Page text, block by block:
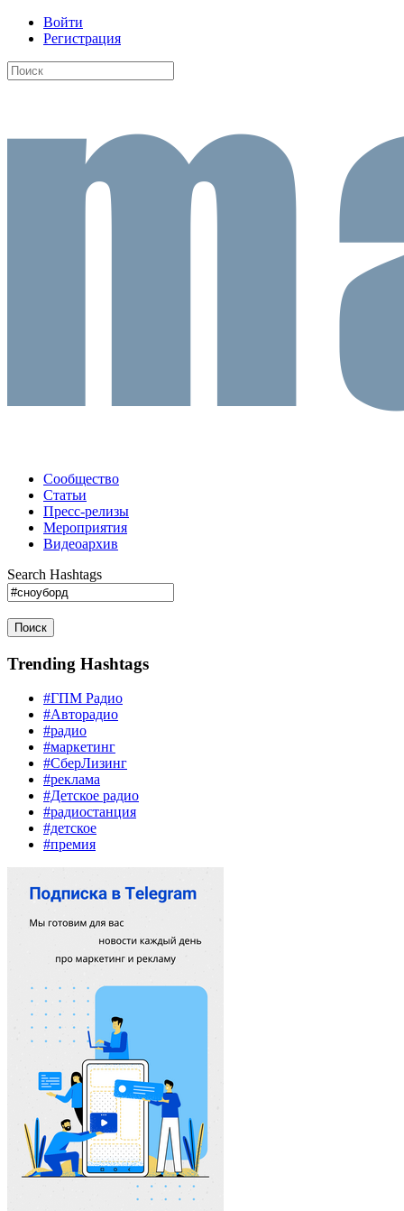
Войти
Регистрация
Сообщество
Статьи
Пресс-релизы
Мероприятия
Видеоархив
Search Hashtags
Поиск
Trending Hashtags
#ГПМ Радио
#Авторадио
#радио
#маркетинг
#СберЛизинг
#реклама
#Детское радио
#радиостанция
#детское
#премия